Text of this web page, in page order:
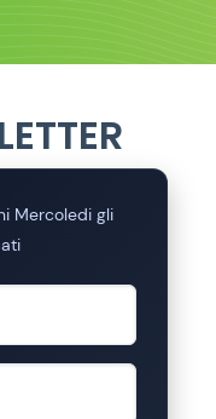
Mercoledi gli